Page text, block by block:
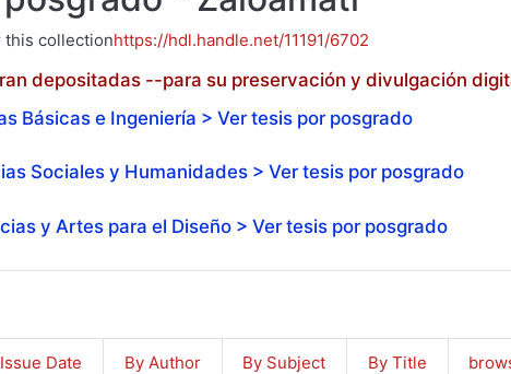
this collectionhttps://hdl.handle.net/11191/6702
depositadas --para su preservación y divulgación
Básicas e Ingeniería > Ver tesis por posgrado
Sociales y Humanidades > Ver tesis por posgrado
y Artes para el Diseño > Ver tesis por posgrado
Date By Author By Subject By Title